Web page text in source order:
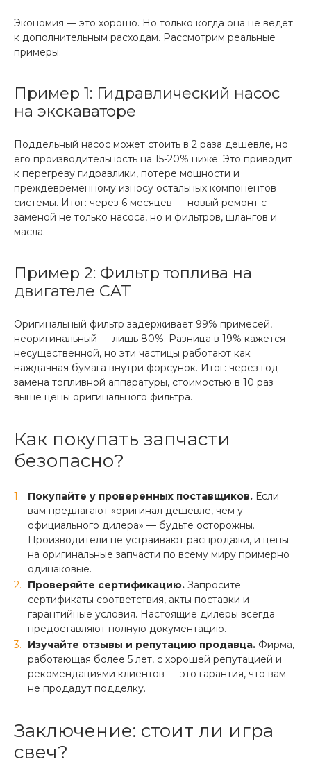
Экономия — это хорошо. Но только когда она не ведёт
к дополнительным расходам. Рассмотрим реальные
примеры.
Пример 1: Гидравлический насос
на экскаваторе
Поддельный насос может стоить в 2 раза дешевле, но
его производительность на 15-20% ниже. Это приводит
к перегреву гидравлики, потере мощности и
преждевременному износу остальных компонентов
системы. Итог: через 6 месяцев — новый ремонт с
заменой не только насоса, но и фильтров, шлангов и
масла.
Пример 2: Фильтр топлива на
двигателе CAT
Оригинальный фильтр задерживает 99% примесей,
неоригинальный — лишь 80%. Разница в 19% кажется
несущественной, но эти частицы работают как
наждачная бумага внутри форсунок. Итог: через год —
замена топливной аппаратуры, стоимостью в 10 раз
выше цены оригинального фильтра.
Как покупать запчасти
безопасно?
Покупайте у проверенных поставщиков. Если
вам предлагают «оригинал дешевле, чем у
официального дилера» — будьте осторожны.
Производители не устраивают распродажи, и цены
на оригинальные запчасти по всему миру примерно
одинаковые.
Проверяйте сертификацию. Запросите
сертификаты соответствия, акты поставки и
гарантийные условия. Настоящие дилеры всегда
предоставляют полную документацию.
Изучайте отзывы и репутацию продавца. Фирма,
работающая более 5 лет, с хорошей репутацией и
рекомендациями клиентов — это гарантия, что вам
не продадут подделку.
Заключение: стоит ли игра
свеч?